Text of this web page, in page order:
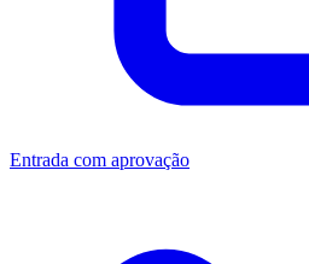
Entrada com aprovação